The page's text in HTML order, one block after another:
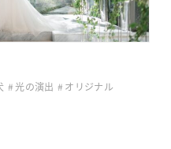
光の演出 オリジナル